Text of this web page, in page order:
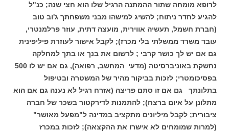
לרופא מומחה שתור ההמתנה הרגיל שלו הוא חצי שנה; כנ"ל
להגיע לחדר ניתוח; להשיג למישהו מבני משפחתך ג'וב טוב
(חברת חשמל, תעשיה אווירית, מועצה דתית, עוזר פרלמנטרי,
עובד משרד ממשלתי בלי מכרז); לקבל אישור לעוזרת פיליפינית
גם אם יש לך כושר קרבי ; לרשום את בנך או בתך למחלקה
נחשקת באוניברסיטה (מדעי המחשב, רפואה), גם אם יש לו 500
בפסיכומטרי; לזכות בביקור מהיר של המשטרה ובטיפול
בתלונתך גם אם זו סתם פריצה (אזרח רגיל לא נענה גם אם הוא
מתלונן על איום ברצח); להתמנות לדירקטור בשכר של חברה
ציבורית; לקבל מיליונים מתקציב במדינה ל"מפעל מאושר"
(למרות שמומחים לא אישרו את ההקצאה); לזכות במכרז